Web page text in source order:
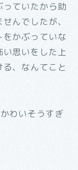
ていたから助
んでしたが、
かぶっていな
思いをした上
、なんてこと
わいそうすぎ